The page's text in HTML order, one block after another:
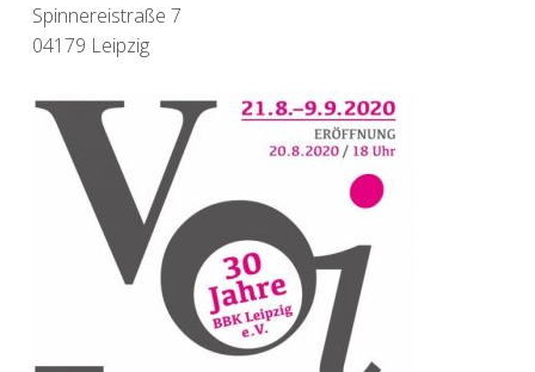
Spinnereistraße 7
04179 Leipzig